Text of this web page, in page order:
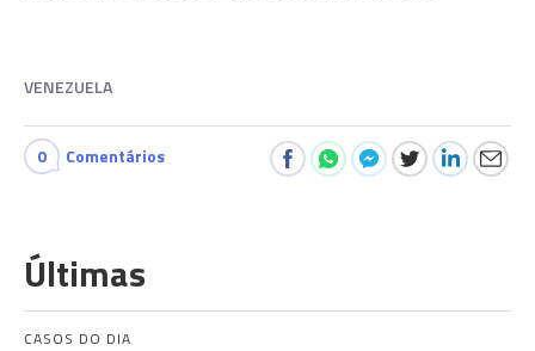
VENEZUELA
0 Comentários
Últimas
CASOS DO DIA